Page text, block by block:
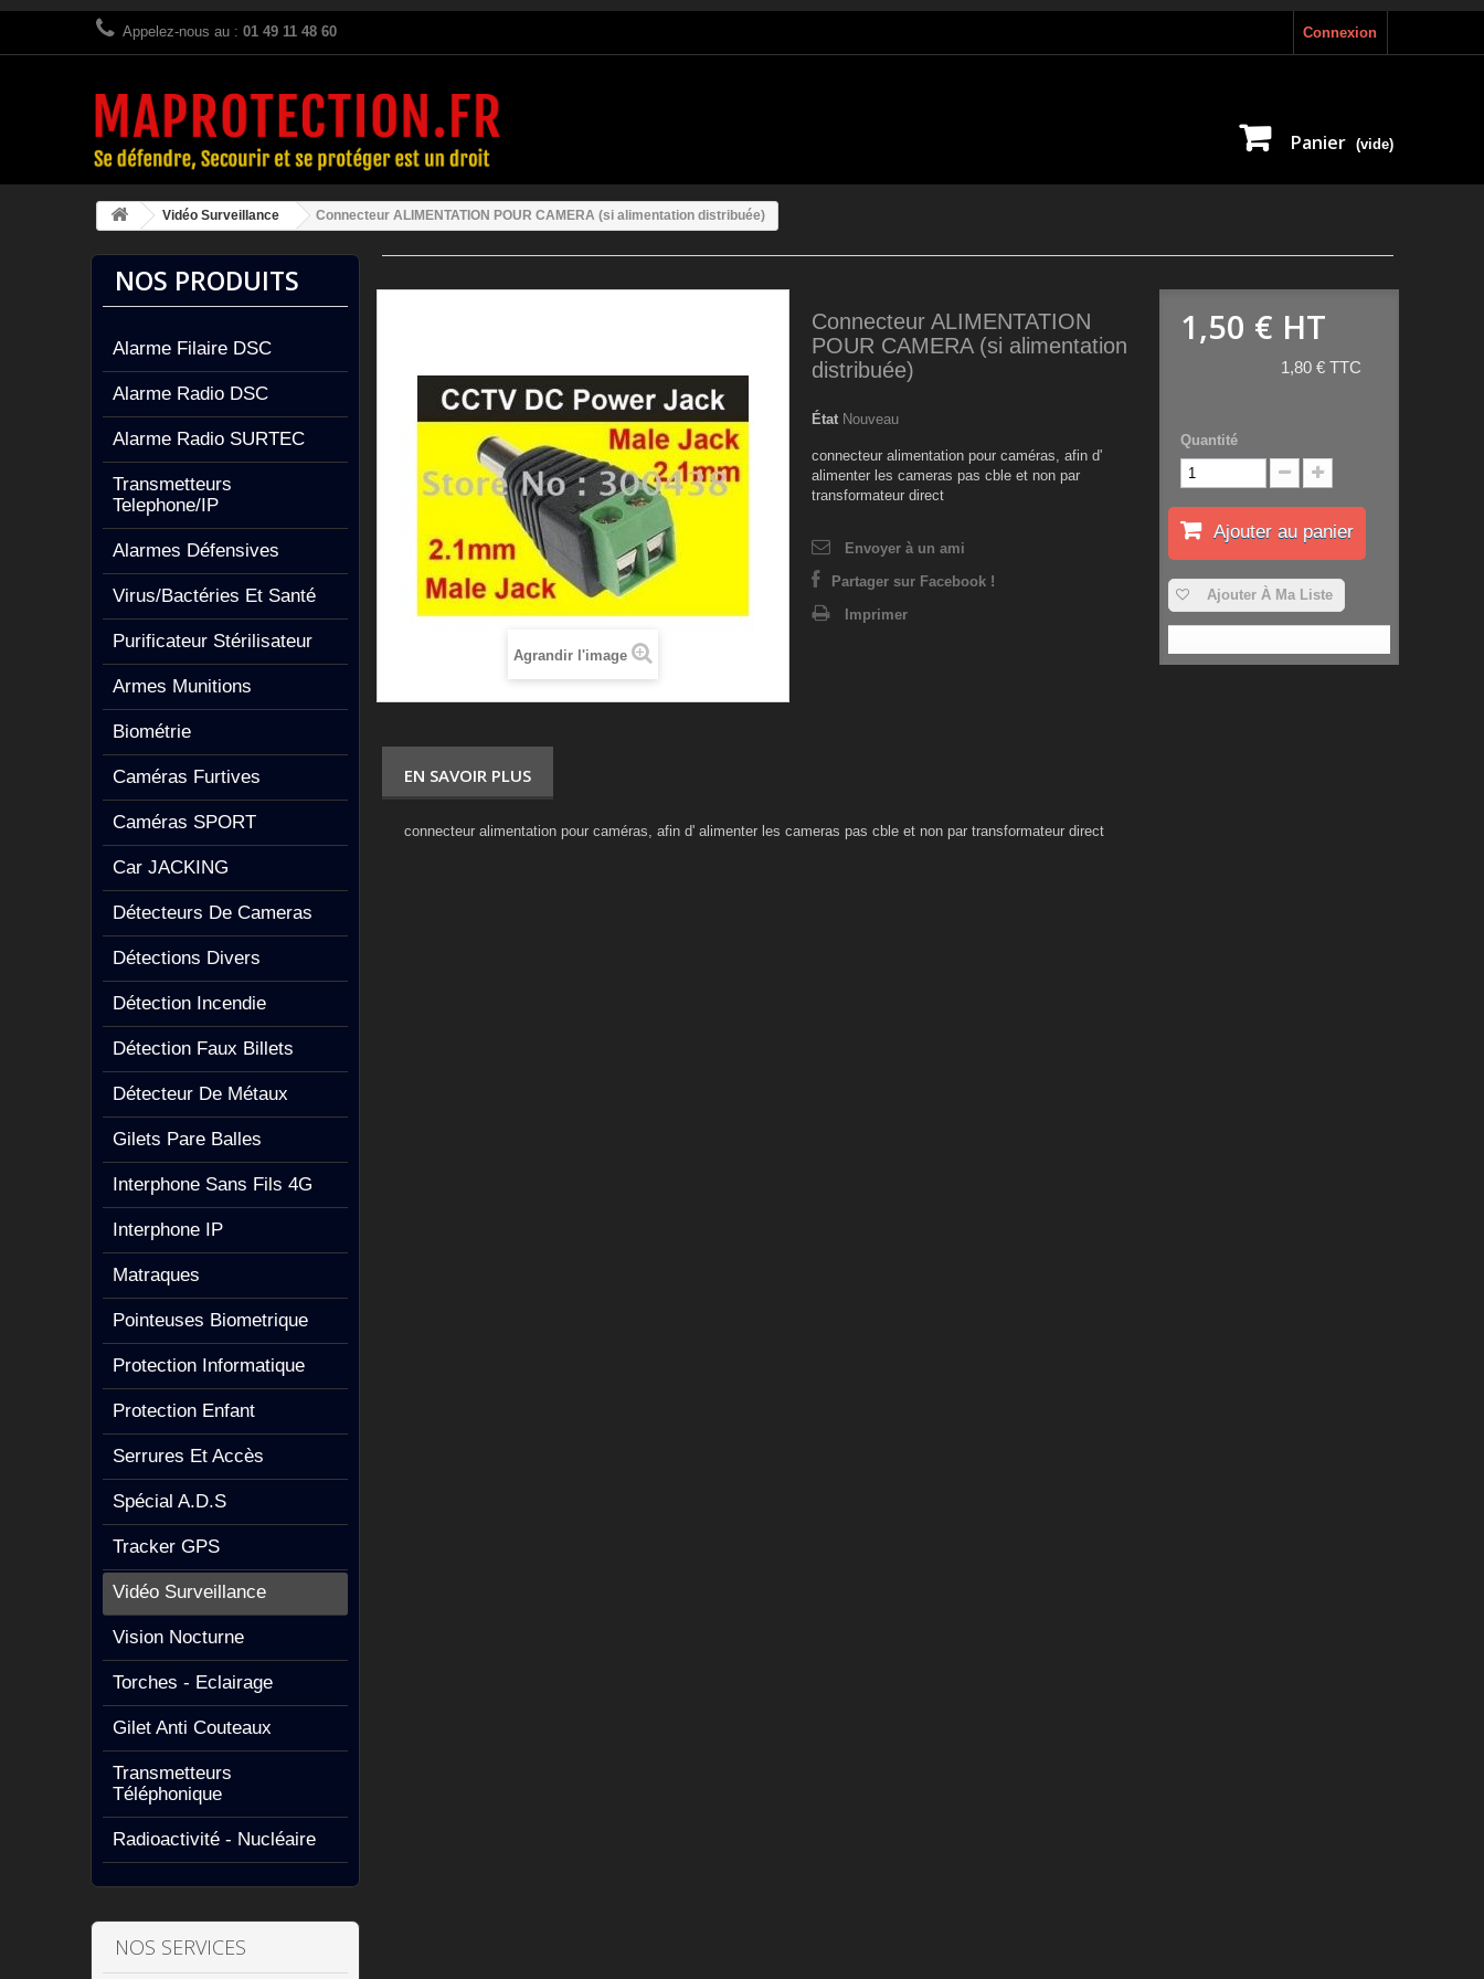
Connexion
Appelez-nous au : 01 49 11 48 60
Panier (vide)
Vidéo Surveillance Connecteur ALIMENTATION POUR CAMERA (si alimentation distribuée)
NOS PRODUITS
Alarme Filaire DSC
Alarme Radio DSC
Alarme Radio SURTEC
Transmetteurs
Telephone/IP
Alarmes Défensives
Virus/Bactéries Et Santé
Purificateur Stérilisateur
Armes Munitions
Biométrie
Caméras Furtives
Caméras SPORT
Car JACKING
Détecteurs De Cameras
Détections Divers
Détection Incendie
Détection Faux Billets
Détecteur De Métaux
Gilets Pare Balles
Interphone Sans Fils 4G
Interphone IP
Matraques
Pointeuses Biometrique
Protection Informatique
Protection Enfant
Serrures Et Accès
Spécial A.D.S
Tracker GPS
Vidéo Surveillance
Vision Nocturne
Torches - Eclairage
Gilet Anti Couteaux
Transmetteurs
Téléphonique
Radioactivité - Nucléaire
NOS SERVICES
Agrandir l'image
Connecteur ALIMENTATION
POUR CAMERA (si alimentation
distribuée)
État Nouveau
connecteur alimentation pour caméras, afin d'
alimenter les cameras pas cble et non par
transformateur direct
Envoyer à un ami
Partager sur Facebook !
Imprimer
1,50 € HT
1,80 € TTC
Quantité
Ajouter au panier
Ajouter À Ma Liste
EN SAVOIR PLUS
connecteur alimentation pour caméras, afin d' alimenter les cameras pas cble et non par transformateur direct